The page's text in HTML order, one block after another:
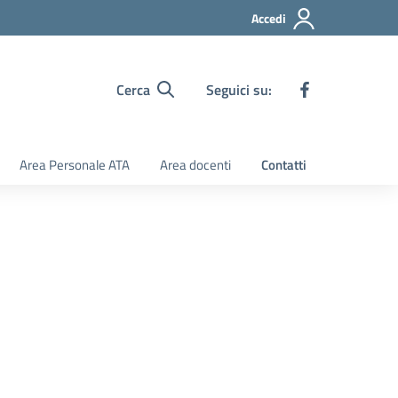
Accedi
Cerca Seguici su:
Area Personale ATA Area docenti Contatti